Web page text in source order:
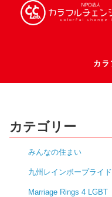
カテゴリー
みんなの住まい
九州レインボープライド
Marriage Rings 4 LGBT